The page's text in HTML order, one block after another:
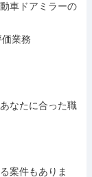
車ドアミラーの
業務
なたに合った職
案件もありま